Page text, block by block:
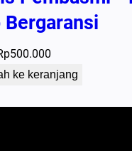
Bergaransi
500.000
ke keranjang